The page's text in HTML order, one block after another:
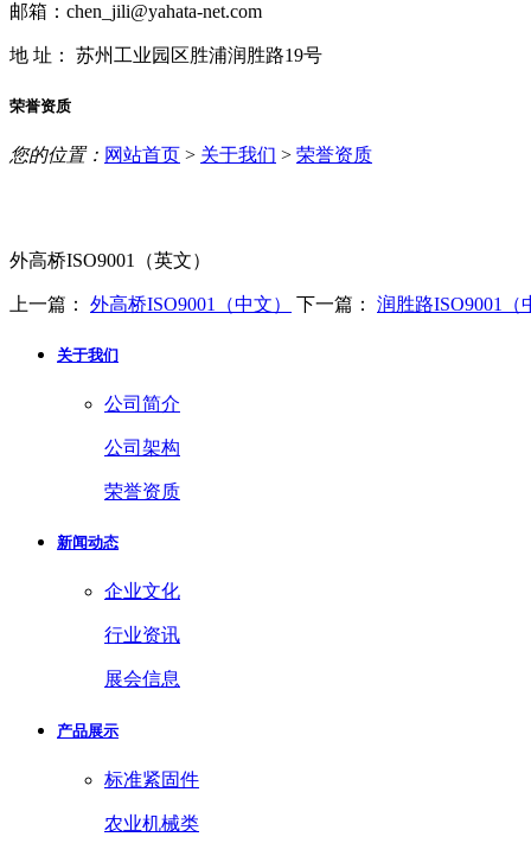
邮箱：chen_jili@yahata-net.com
地 址： 苏州工业园区胜浦润胜路19号
荣誉资质
您的位置： 网站首页 > 关于我们 > 荣誉资质
外高桥ISO9001（英文）
上一篇： 外高桥ISO9001（中文） 下一篇： 润胜路ISO9001（
关于我们
公司简介
公司架构
荣誉资质
新闻动态
企业文化
行业资讯
展会信息
产品展示
标准紧固件
农业机械类